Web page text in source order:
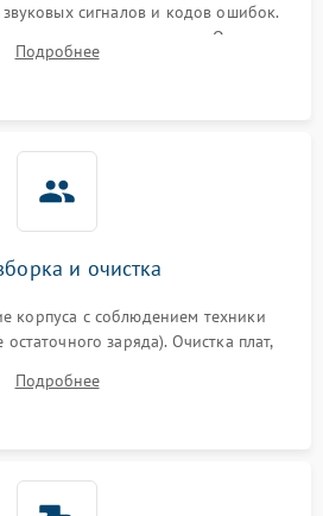
сигналов и кодов ошибок.
и выходного напряжения. Оценка
основного питания без
Подробнее
и очистка
корпуса с соблюдением техники
остаточного заряда). Очистка плат,
перегрева и замыканий.
Подробнее